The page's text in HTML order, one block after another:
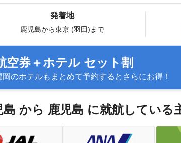
発着地
鹿児島から東京 (羽田)まで
空券＋ホテル セット割
岡のホテルもまとめて予約するとさらにお得！
島 から 鹿児島 に就航している